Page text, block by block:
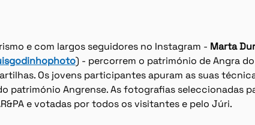
e com largos seguidores no Instagram - Marta
) - percorrem o património de Angra
Os jovens participantes apuram as suas
património Angrense. As fotografias seleccionadas
e votadas por todos os visitantes e pelo Júri.